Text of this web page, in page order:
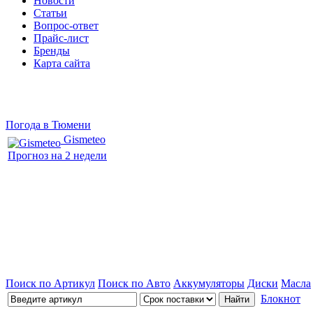
Статьи
Вопрос-ответ
Прайс-лист
Бренды
Карта сайта
Погода в Тюмени
Gismeteo
Прогноз на 2 недели
Поиск по Артикул Поиск по Авто Аккумуляторы Диски Масла
Блокнот